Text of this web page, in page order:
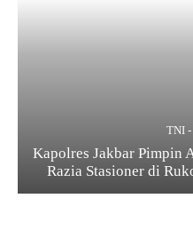
TNI -
Kapolres Jakbar Pimpin
Razia Stasioner di